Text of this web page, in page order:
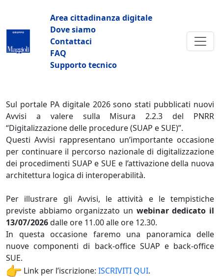
Navigazione principale
Area cittadinanza digitale
Dove siamo
Contattaci
FAQ
Supporto tecnico
Sul portale PA digitale 2026 sono stati pubblicati nuovi
Avvisi a valere sulla Misura 2.2.3 del PNRR
“Digitalizzazione delle procedure (SUAP e SUE)”.
Questi Avvisi rappresentano un’importante occasione
per continuare il percorso nazionale di digitalizzazione
dei procedimenti SUAP e SUE e l’attivazione della nuova
architettura logica di interoperabilità.
Per illustrare gli Avvisi, le attività e le tempistiche
previste abbiamo organizzato un webinar dedicato il
13/07/2026dalle ore 11.00 alle ore 12.30.
In questa occasione faremo una panoramica delle
nuove componenti di back-office SUAP e back-office
SUE.
Link per l’iscrizione: ISCRIVITI QUI.